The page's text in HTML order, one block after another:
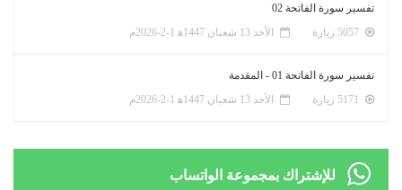
تفسير سورة الفاتحة 02
الأحد 13 شعبان 1447ﻫ 1-2-2026م
تفسير سورة الفاتحة 01 - المقدمة
الأحد 13 شعبان 1447ﻫ 1-2-2026م
للإشتراك بمجموعة الواتساب